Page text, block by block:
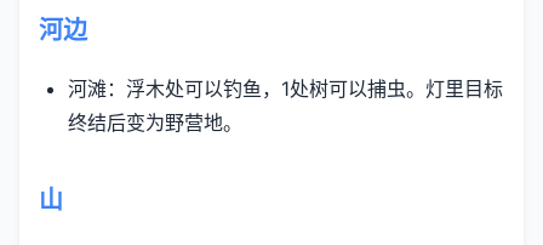
河边
河滩：浮木处可以钓鱼，1处树可以捕虫。灯里目标
终结后变为野营地。
山